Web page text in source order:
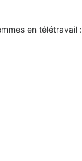
en télétravail :